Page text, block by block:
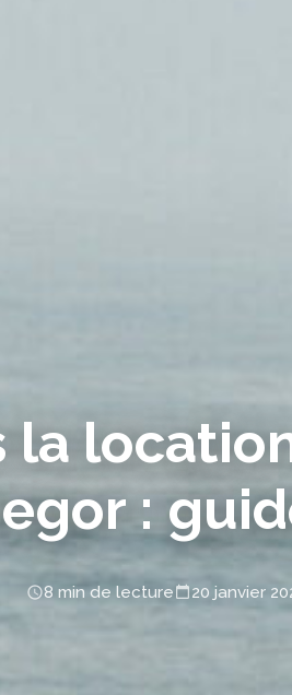
la
:
8 min de lecture 20 janvier